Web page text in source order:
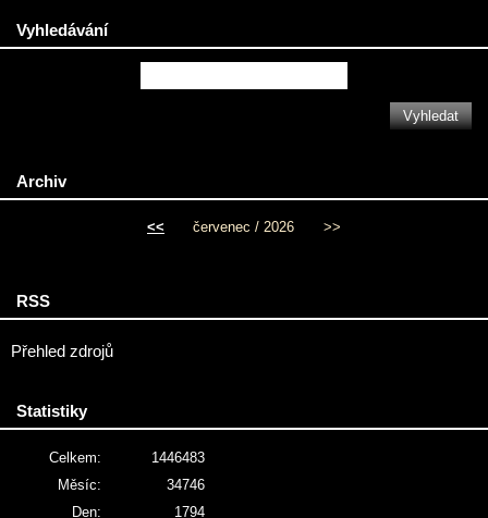
Vyhledávání
Archiv
<< červenec / 2026 >>
RSS
Přehled zdrojů
Statistiky
Celkem:
1446483
Měsíc:
34746
Den:
1794